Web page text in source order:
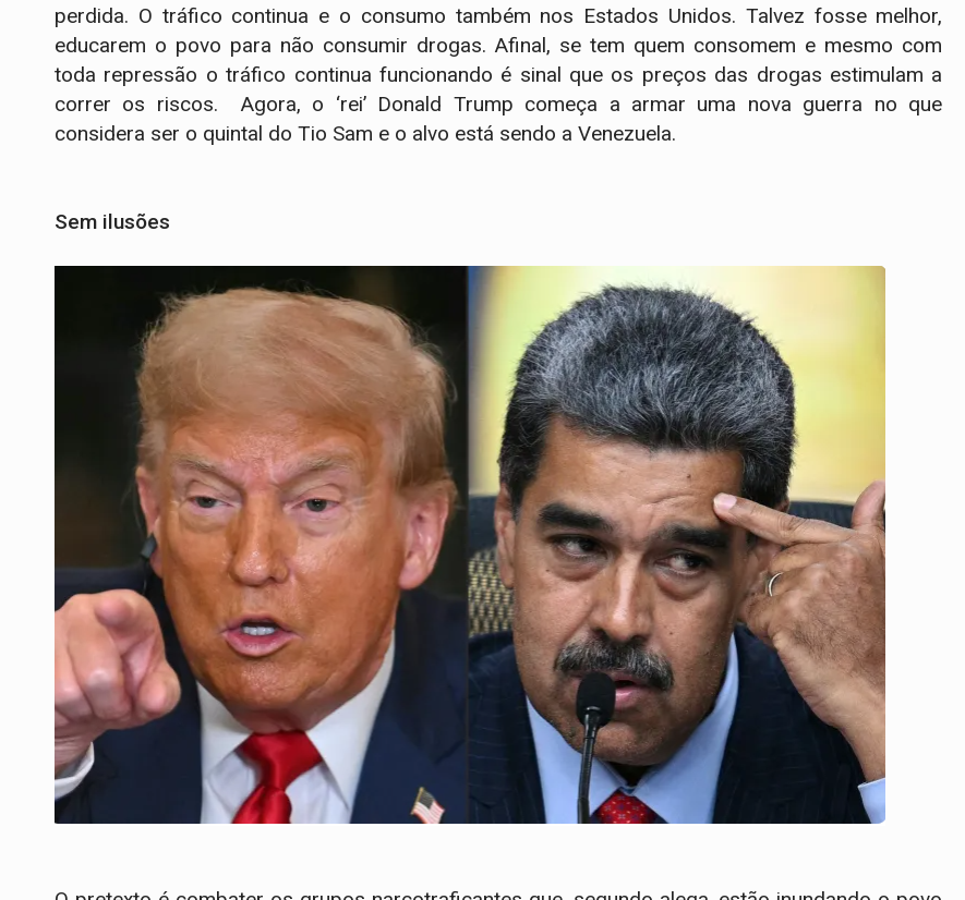
perdida. O tráfico continua e o consumo também nos Estados Unidos. Talvez fosse melhor,
educarem o povo para não consumir drogas. Afinal, se tem quem consomem e mesmo com
toda repressão o tráfico continua funcionando é sinal que os preços das drogas estimulam a
correr os riscos. Agora, o ‘rei’ Donald Trump começa a armar uma nova guerra no que
considera ser o quintal do Tio Sam e o alvo está sendo a Venezuela.
Sem ilusões